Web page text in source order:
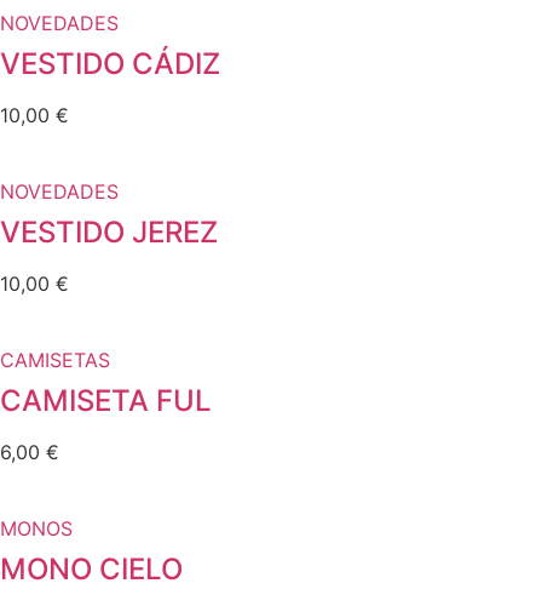
NOVEDADES
VESTIDO CÁDIZ
10,00 €
NOVEDADES
VESTIDO JEREZ
10,00 €
CAMISETAS
CAMISETA FUL
6,00 €
MONOS
MONO CIELO